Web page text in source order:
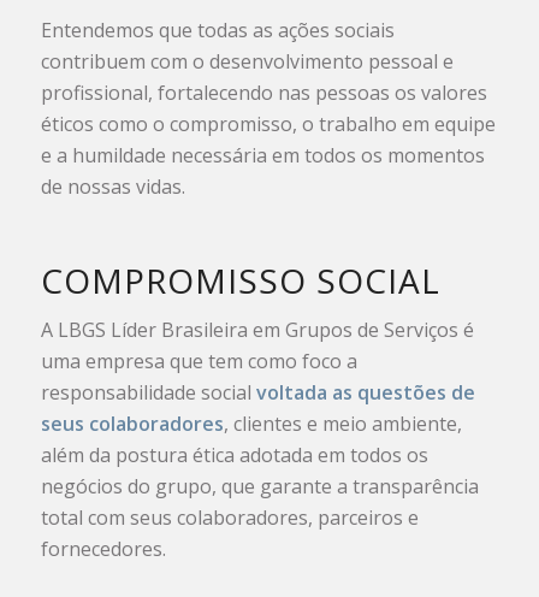
Entendemos que todas as ações sociais
contribuem com o desenvolvimento pessoal e
profissional, fortalecendo nas pessoas os valores
éticos como o compromisso, o trabalho em equipe
e a humildade necessária em todos os momentos
de nossas vidas.
COMPROMISSO SOCIAL
A LBGS Líder Brasileira em Grupos de Serviços é
uma empresa que tem como foco a
responsabilidade social voltada as questões de
seus colaboradores, clientes e meio ambiente,
além da postura ética adotada em todos os
negócios do grupo, que garante a transparência
total com seus colaboradores, parceiros e
fornecedores.